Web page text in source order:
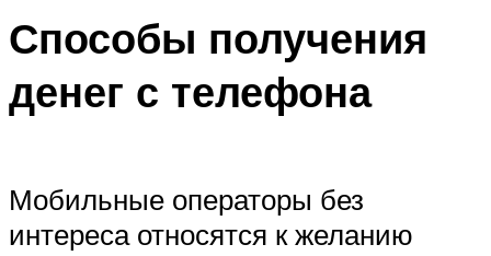
Способы получения
денег с телефона
Мобильные операторы без
интереса относятся к желанию